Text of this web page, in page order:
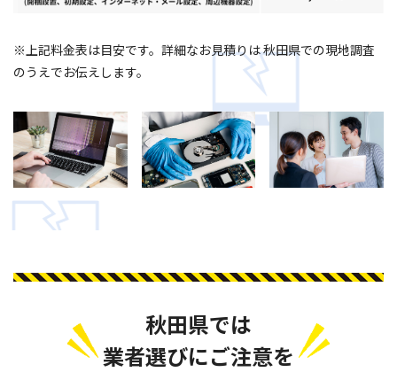
※上記料金表は目安です。詳細なお見積りは 秋田県での現地調査
のうえでお伝えします。
秋田県では
業者選びにご注意を